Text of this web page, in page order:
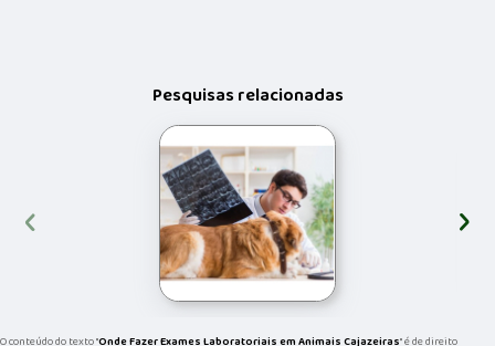
Pesquisas relacionadas
‹ ›
O conteúdo do texto "Onde Fazer Exames Laboratoriais em Animais Cajazeiras" é de direito